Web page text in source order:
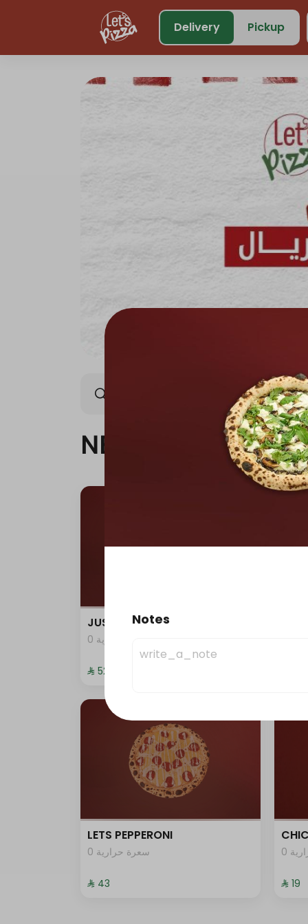
Delivery
Pickup
OFFER
NEW ARRIVAL
JUST DUNK IT PEPPERONI
0 سعرة حرارية
⁨⁦‪‬ 52⁩
LETS PEPPERONI
0 سعرة حرارية
⁨⁦‪‬ 43⁩ ⁨⁦‪‬ 19⁩
Notes